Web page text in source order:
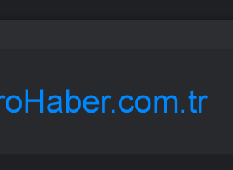
eri hayatını kaybetti